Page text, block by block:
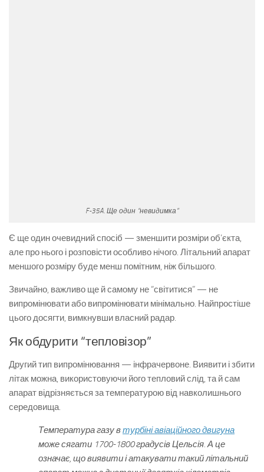
F-35A. Ще один “невидимка”
Є ще один очевидний спосіб — зменшити розміри об’єкта,
але про нього і розповісти особливо нічого. Літальний апарат
меншого розміру буде менш помітним, ніж більшого.
Звичайно, важливо ще й самому не “світитися” — не
випромінювати або випромінювати мінімально. Найпростіше
цього досягти, вимкнувши власний радар.
Як обдурити “тепловізор”
Другий тип випромінювання — інфрачервоне. Виявити і збити
літак можна, використовуючи його тепловий слід, та й сам
апарат відрізняється за температурою від навколишнього
середовища.
Температура газу втурбіні авіаційного двигуна
може сягати 1700-1800 градусів Цельсія. А це
означає, що виявити і атакувати такий літальний